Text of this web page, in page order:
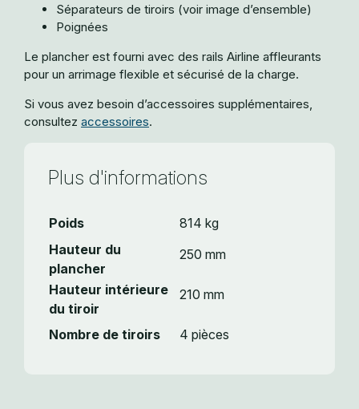
Séparateurs de tiroirs (voir image d’ensemble)
Poignées
Le plancher est fourni avec des rails Airline affleurants
pour un arrimage flexible et sécurisé de la charge.
Si vous avez besoin d’accessoires supplémentaires,
consultez accessoires.
Plus d'informations
Poids
814 kg
Hauteur du
plancher
250 mm
Hauteur intérieure
du tiroir
210 mm
Nombre de tiroirs 4 pièces